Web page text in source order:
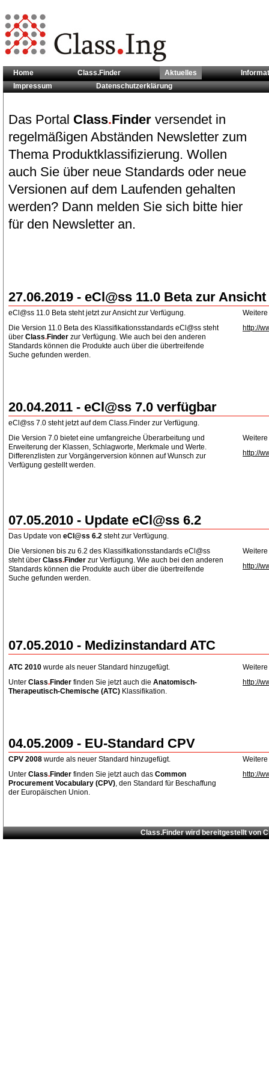
Sie sind hier:Aktuelles
Home Class.Finder Aktuelles
Impressum
Datenschutzerklärung
Das Portal Class.Finder versendet in
regelmäßigen Abständen Newsletter zum
Thema Produktklassifizierung. Wollen
auch Sie über neue Standards oder neue
Versionen auf dem Laufenden gehalten
werden? Dann melden Sie sich bitte hier
für den Newsletter an.
27.06.2019 - eCl@ss 11.0 Beta zur
eCl@ss 11.0 Beta steht jetzt zur Ansicht zur Verfügung.
Die Version 11.0 Beta des Klassifikationsstandards eCl@ss steht
über Class.Finder zur Verfügung. Wie auch bei den anderen
Standards können die Produkte auch über die übertreifende
Suche gefunden werden.
http://
20.04.2011 - eCl@ss 7.0 verfügbar
eCl@ss 7.0 steht jetzt auf dem Class.Finder zur Verfügung.
Die Version 7.0 bietet eine umfangreiche Überarbeitung und
Erweiterung der Klassen, Schlagworte, Merkmale und Werte.
Differenzlisten zur Vorgängerversion können auf Wunsch zur
Verfügung gestellt werden.
http://
07.05.2010 - Update eCl@ss 6.2
Das Update von eCl@ss 6.2 steht zur Verfügung.
Die Versionen bis zu 6.2 des Klassifikationsstandards eCl@ss
steht über Class.Finder zur Verfügung. Wie auch bei den anderen
Standards können die Produkte auch über die übertreifende
Suche gefunden werden.
http://
07.05.2010 - Medizinstandard ATC
ATC 2010 wurde als neuer Standard hinzugefügt.
Unter Class.Finder finden Sie jetzt auch die Anatomisch-
Therapeutisch-Chemische (ATC) Klassifikation.
http://
04.05.2009 - EU-Standard CPV
CPV 2008 wurde als neuer Standard hinzugefügt.
Unter Class.Finder finden Sie jetzt auch das Common
Procurement Vocabulary (CPV), den Standard für Beschaffung
der Europäischen Union.
http://
Class.Finder wird bereitgestellt von